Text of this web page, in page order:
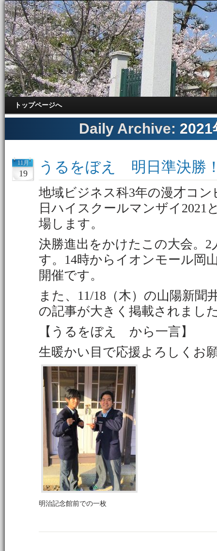
トップページへ
Daily Archive: 2021
11月
19 うるをぼえ 明日準決勝
地域ビジネス科3年の漫才コ
日ハイスクールマンザイ2021
場します。
決勝進出をかけたこの大会。
す。14時からイオンモール
開催です。
また、11/18（木）の山陽新聞
の記事が大きく掲載されまし
【うるをぼえ から一言】
生暖かい目で応援よろしくお
明治記念館前での一枚